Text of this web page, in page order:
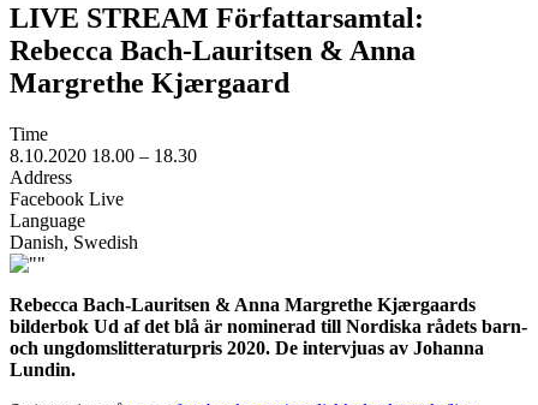
LIVE STREAM Författarsamtal:
Rebecca Bach-Lauritsen & Anna
Margrethe Kjærgaard
Time
8.10.2020 18.00 – 18.30
Address
Facebook Live
Language
Danish, Swedish
Rebecca Bach-Lauritsen & Anna Margrethe Kjærgaards
bilderbok Ud af det blå är nominerad till Nordiska rådets barn-
och ungdomslitteraturpris 2020. De intervjuas av Johanna
Lundin.